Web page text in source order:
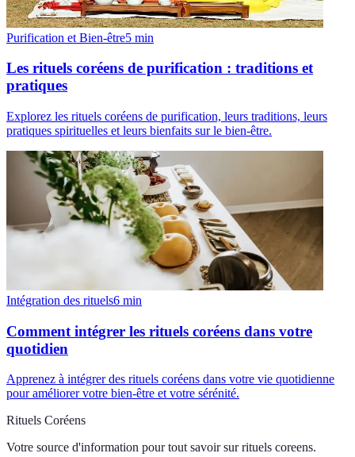
Purification et Bien-être5 min
Les rituels coréens de purification : traditions et
pratiques
Explorez les rituels coréens de purification, leurs traditions, leurs
pratiques spirituelles et leurs bienfaits sur le bien-être.
Intégration des rituels6 min
Comment intégrer les rituels coréens dans votre
quotidien
Apprenez à intégrer des rituels coréens dans votre vie quotidienne
pour améliorer votre bien-être et votre sérénité.
Rituels Coréens
Votre source d'information pour tout savoir sur rituels coreens.